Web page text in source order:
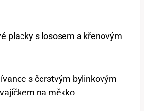
placky s lososem a křenovým
s čerstvým bylinkovým
na měkko